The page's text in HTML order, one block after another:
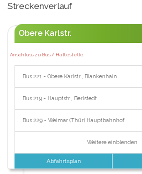
Streckenverlauf
Obere Karlstr.
Anschluss zu Bus / Haltestelle:
Bus 221 - Obere Karlstr., Blankenhain
Bus 219 - Hauptstr., Berlstedt
Bus 229 - Weimar (Thür) Hauptbahnhof
Weitere einblenden
Abfahrtsplan